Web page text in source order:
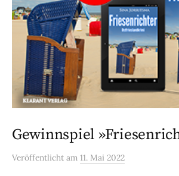
Gewinnspiel
Veröffentlicht am 11. Mai 2022